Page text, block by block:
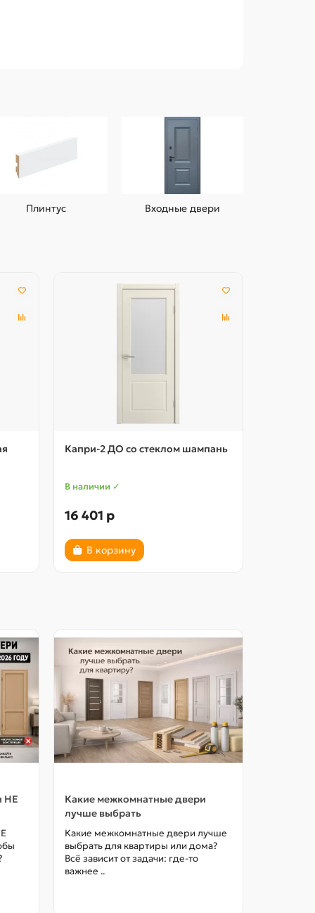
Плинтус Входные двери
Капри-2 ДО со стеклом шампань
В наличии ✓
16 401 р
В корзину
НЕ
Какие межкомнатные двери
лучше выбрать
Какие межкомнатные двери лучше
выбрать для квартиры или дома?
Всё зависит от задачи: где-то
важнее ..